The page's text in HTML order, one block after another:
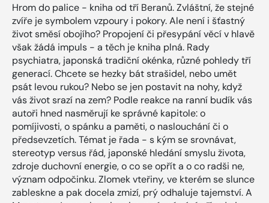
Hrom do palice - kniha od tří Beranů. Zvláštní, že stejné
zvíře je symbolem vzpoury i pokory. Ale není i šťastný
život směsí obojího? Propojení či přesypání věcí v hlavě
však žádá impuls - a těch je kniha plná. Rady
psychiatra, japonská tradiční okénka, různé pohledy tří
generací. Chcete se hezky bát strašidel, nebo umět
psát levou rukou? Nebo se jen postavit na nohy, když
vás život srazí na zem? Podle reakce na ranní budík vás
autoři hned nasměrují ke správné kapitole: o
pomíjivosti, o spánku a paměti, o naslouchání či o
předsevzetích. Témat je řada - s kým se srovnávat,
stereotyp versus řád, japonské hledání smyslu života,
zdroje duchovní energie, o co se opřít a o co radši ne,
význam odpočinku. Zlomek vteřiny, ve kterém se slunce
zableskne a pak docela zmizí, prý odhaluje tajemství. A